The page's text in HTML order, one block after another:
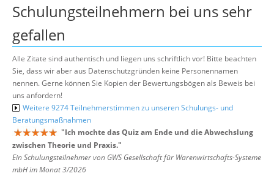
Schulungsteilnehmern bei uns sehr
gefallen
Alle Zitate sind authentisch und liegen uns schriftlich vor! Bitte beachten
Sie, dass wir aber aus Datenschutzgründen keine Personennamen
nennen. Gerne können Sie Kopien der Bewertungsbögen als Beweis bei
uns anfordern!
Weitere 9274 Teilnehmerstimmen zu unseren Schulungs- und
Beratungsmaßnahmen
"Ich mochte das Quiz am Ende und die Abwechslung
zwischen Theorie und Praxis."
Ein Schulungsteilnehmer von GWS Gesellschaft für Warenwirtschafts-Systeme
mbH im Monat 3/2026